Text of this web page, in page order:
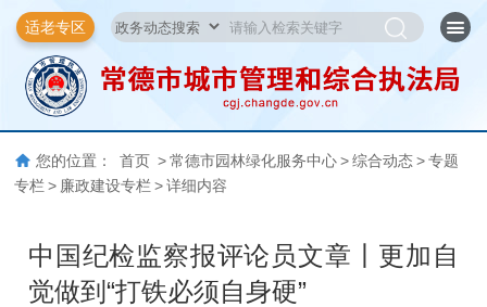
适老专区
您的位置： 首页 > 常德市园林绿化服务中心 > 综合动态 > 专题
专栏 > 廉政建设专栏 > 详细内容
中国纪检监察报评论员文章丨更加自
觉做到“打铁必须自身硬”